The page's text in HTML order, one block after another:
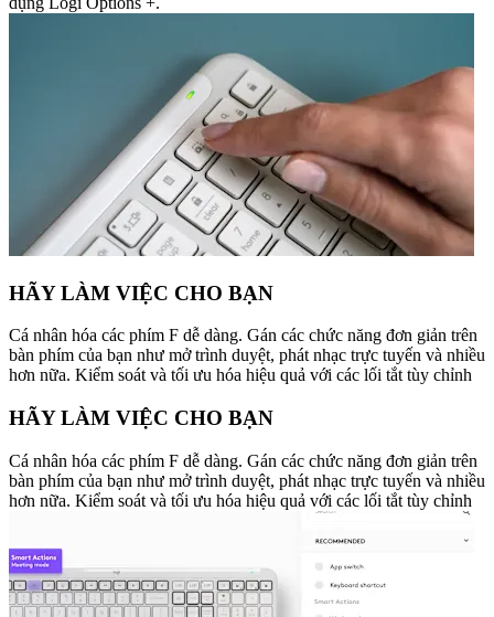
HÃY LÀM VIỆC CHO BẠN
Cá nhân hóa các phím F dễ dàng. Gán các chức năng đơn giản trên
bàn phím của bạn như mở trình duyệt, phát nhạc trực tuyến và nhiều
hơn nữa. Kiểm soát và tối ưu hóa hiệu quả với các lối tắt tùy chỉnh
HÃY LÀM VIỆC CHO BẠN
Cá nhân hóa các phím F dễ dàng. Gán các chức năng đơn giản trên
bàn phím của bạn như mở trình duyệt, phát nhạc trực tuyến và nhiều
hơn nữa. Kiểm soát và tối ưu hóa hiệu quả với các lối tắt tùy chỉnh